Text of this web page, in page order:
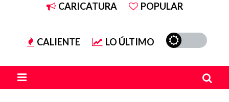
CARICATURA POPULAR
CALIENTE LO ÚLTIMO